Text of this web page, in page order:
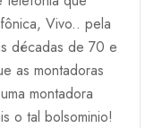
Vivo.. pela
décadas de 70 e
as montadoras
montadora
o tal bolsominio!